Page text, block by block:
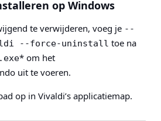
op Windows
te verwijderen, voeg je --
--force-uninstall toe na
* om het
uit te voeren.
op in Vivaldi’s applicatiemap.